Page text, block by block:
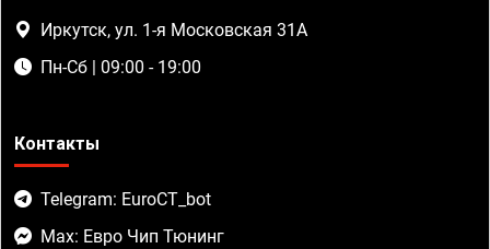
Иркутск, ул. 1-я Московская 31А
Пн-Сб | 09:00 - 19:00
Контакты
Telegram: EuroCT_bot
Max: Евро Чип Тюнинг